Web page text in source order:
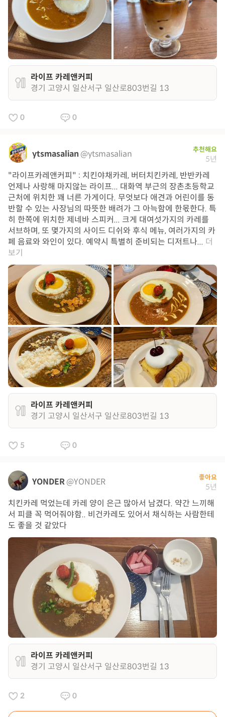
라이프 카레앤커피
경기 고양시 일산서구 일산로803번길 13
0 0
ytsmasalian @ytsmasalian 추천해요
5년
"라이프카레앤커피" : 치킨야채카레, 버터치킨카레, 반반카레
언제나 사랑해 마지않는 라이프... 대화역 부근의 장촌초등학교
근처에 위치한 꽤 너른 가게이다. 무엇보다 애견과 어린이를 동
반할 수 있는 사장님의 따뜻한 배려가 그 아늑함에 한몫한다. 특
히 한쪽에 위치한 제네바 스피커... 크게 대여섯가지의 카레를
서브하며, 또 몇가지의 사이드 디쉬와 후식 메뉴, 여러가지의 카
페 음료와 와인이 있다. 예약시 특별히 준비되는 디저트나... 더
보기
라이프 카레앤커피
경기 고양시 일산서구 일산로803번길 13
5 0
YONDER@YONDER 좋아요
5년
치킨카레 먹었는데 카레 양이 은근 많아서 남겼다. 약간 느끼해
서 피클 꼭 먹어줘야함.. 비건카레도 있어서 채식하는 사람한테
도 좋을 것 같았다
라이프 카레앤커피
경기 고양시 일산서구 일산로803번길 13
2 0